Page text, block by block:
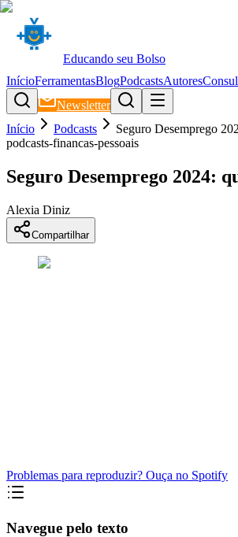
Educando seu Bolso
InícioFerramentasBlogPodcastsAutores
Newsletter
Início
Podcasts
Seguro Desemprego
podcasts-financas-pessoais
Seguro Desemprego 2024:
Alexia Diniz
Compartilhar
Problemas para reproduzir? Ouça no Spotify
Navegue pelo texto